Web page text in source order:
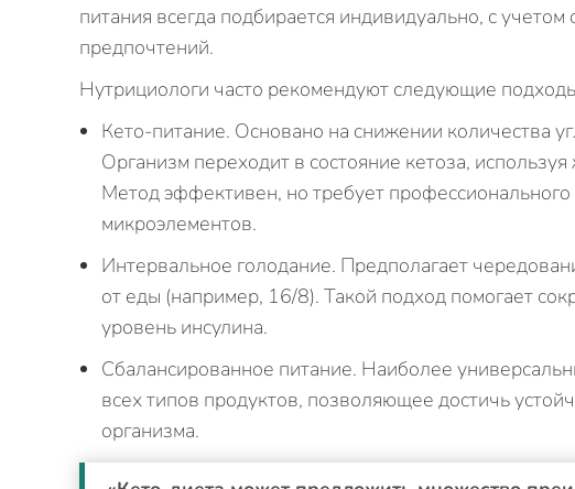
питания всегда подбирается индивидуально, с
предпочтений.
Нутрициологи часто рекомендуют следующие
Кето-питание. Основано на снижении количества
Организм переходит в состояние кетоза,
Метод эффективен, но требует
микроэлементов.
Интервальное голодание. Предполагает
от еды (например, 16/8). Такой подход помогает
уровень инсулина.
Сбалансированное питание. Наиболее
всех типов продуктов, позволяющее достичь
организма.